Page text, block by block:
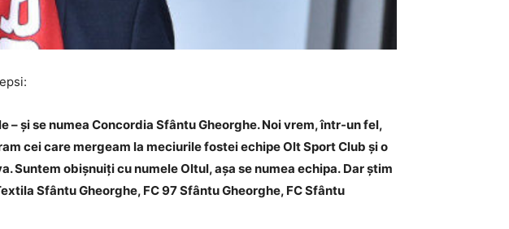
și se numea Concordia Sfântu Gheorghe. Noi vrem, într-un fel,
cei care mergeam la meciurile fostei echipe Olt Sport Club și o
Suntem obișnuiți cu numele Oltul, așa se numea echipa. Dar știm
Sfântu Gheorghe, FC 97 Sfântu Gheorghe, FC Sfântu